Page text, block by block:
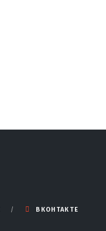
ВКОНТАКТЕ